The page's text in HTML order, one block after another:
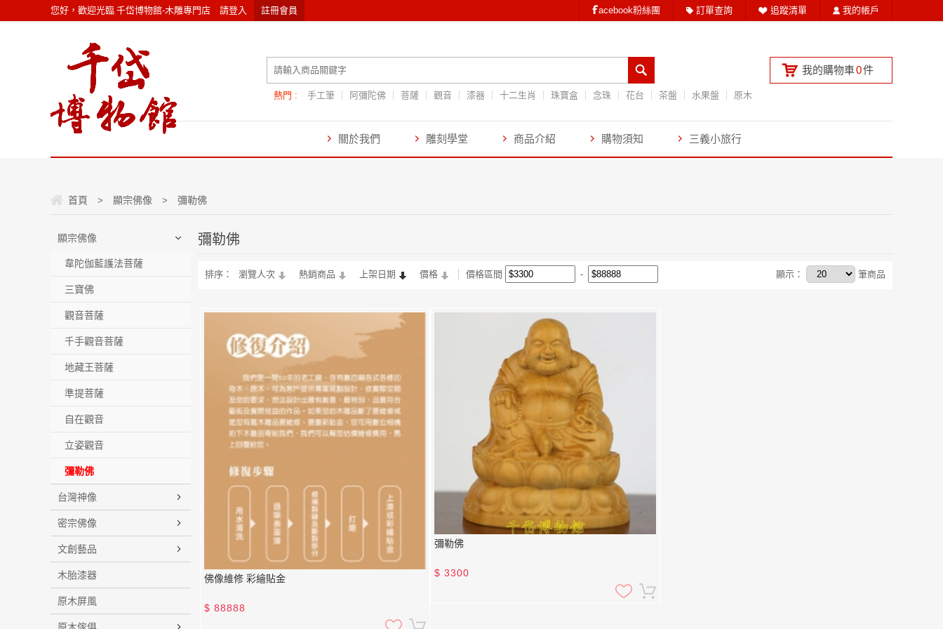
您好，歡迎光臨 千岱博物館-木雕專門店 請登入 註冊會員 acebook粉絲團 訂單查詢 追蹤清單 我的帳戶
熱門 : 手工筆 阿彌陀佛 菩薩 觀音 漆器 十二生肖 珠寶盒 念珠 花台 茶盤 水果盤 原木
我的購物車0件
關於我們 雕刻學堂 商品介紹 購物須知 三義小旅行
首頁 > 顯宗佛像 > 彌勒佛
顯宗佛像
韋陀伽藍護法菩薩
三寶佛
觀音菩薩
千手觀音菩薩
地藏王菩薩
準提菩薩
自在觀音
立姿觀音
彌勒佛
台灣神像
密宗佛像
文創藝品
木胎漆器
原木屏風
彌勒佛
排序： 瀏覽人次 熱銷商品 上架日期 價格 價格區間 顯示： 筆商品
佛像維修 彩繪貼金
$ 88888
彌勒佛
$ 3300